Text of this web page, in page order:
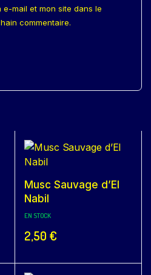
e-mail et mon site dans le
commentaire.
Musc Sauvage d’El
Nabil
EN STOCK
2,50 €